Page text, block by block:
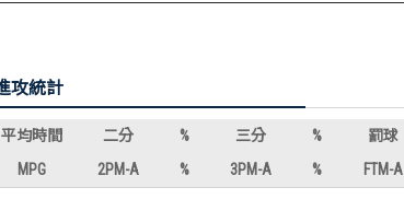
攻統計
平均時間 二分 % 三分 % 罰球
MPG 2PM-A % 3PM-A % FTM-A